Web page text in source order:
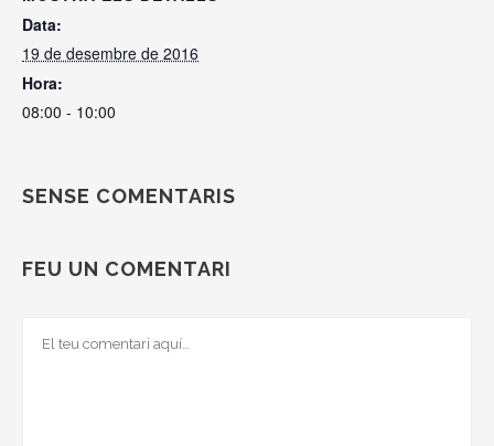
Data:
19 de desembre de 2016
Hora:
08:00 - 10:00
SENSE COMENTARIS
FEU UN COMENTARI